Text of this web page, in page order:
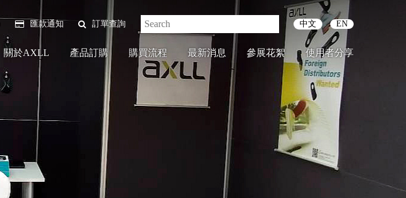
匯款通知 訂單查詢 中文 EN
關於AXLL 產品訂購 購買流程 最新消息 參展花絮 使用者分享